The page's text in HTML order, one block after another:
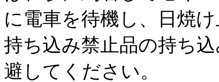
に電車を待機し、日焼
持ち込み禁止品の持ち
避してください。